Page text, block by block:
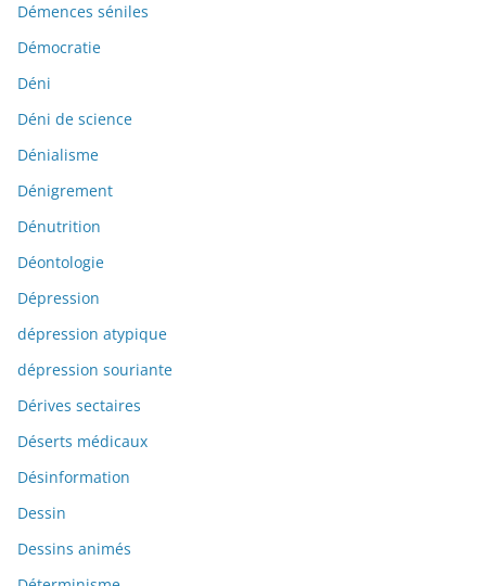
Démences séniles
Démocratie
Déni
Déni de science
Dénialisme
Dénigrement
Dénutrition
Déontologie
Dépression
dépression atypique
dépression souriante
Dérives sectaires
Déserts médicaux
Désinformation
Dessin
Dessins animés